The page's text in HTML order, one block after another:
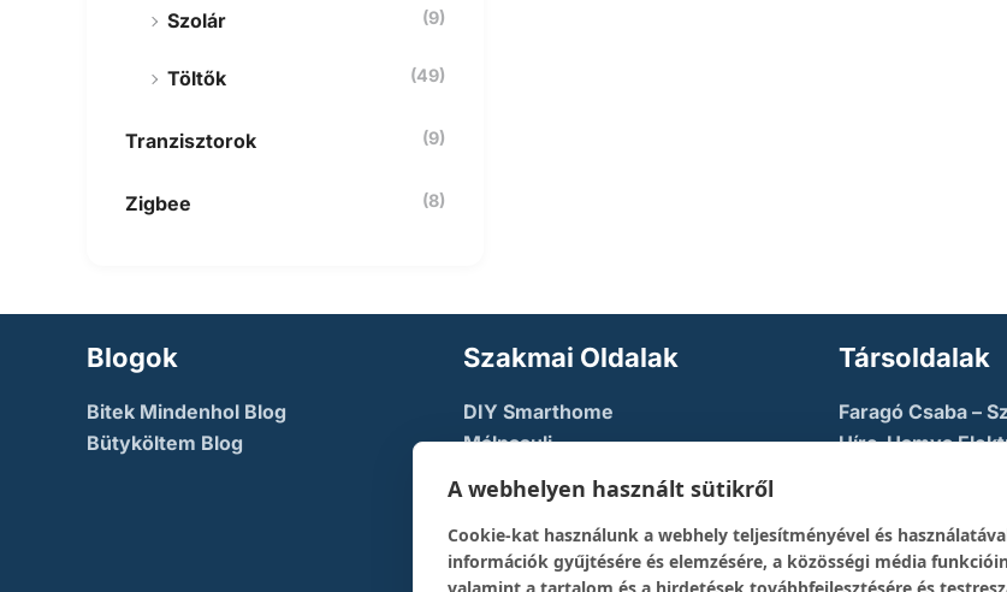
Szolár (9)
Töltők (49)
Tranzisztorok (9)
Zigbee (8)
Blogok
Bitek Mindenhol Blog
Bütyköltem Blog
Szakmai Oldalak
DIY Smarthome
Málnasuli
NodeMcu AZURE
TechFactory
The Developer Guy – Képzési
pont
Társoldalak
Faragó Csaba –
Híre-Hamva
oldala
Robotika Pécs –
A webhelyen használt sütikről
Cookie-kat használunk a webhely teljesítményével és
információk gyűjtésére és elemzésére, a közösségi média